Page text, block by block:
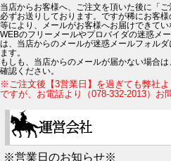
当店からお客様へ、ご注文を頂いた後に「
必ずお送りしております。ですが稀にお客
等により、メールがお客様へお届けできてい
WEBのフリーメールやプロバイダの迷惑メ
は、当店からのメールが迷惑メールフォル
ます。
もしも、当店からのメールが届かない場合
確認ください。
※ご注文後【3営業日】を過ぎても弊社
ですが、お電話より（078-332-2013）お
※営業日のお知らせ※